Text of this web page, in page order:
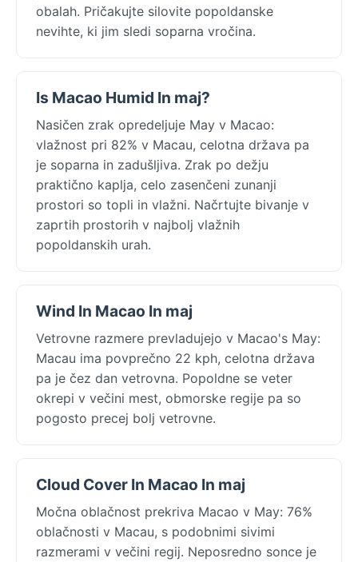
obalah. Pričakujte silovite popoldanske
nevihte, ki jim sledi soparna vročina.
Is Macao Humid In maj?
Nasičen zrak opredeljuje May v Macao:
vlažnost pri 82% v Macau, celotna država pa
je soparna in zadušljiva. Zrak po dežju
praktično kaplja, celo zasenčeni zunanji
prostori so topli in vlažni. Načrtujte bivanje v
zaprtih prostorih v najbolj vlažnih
popoldanskih urah.
Wind In Macao In maj
Vetrovne razmere prevladujejo v Macao's May:
Macau ima povprečno 22 kph, celotna država
pa je čez dan vetrovna. Popoldne se veter
okrepi v večini mest, obmorske regije pa so
pogosto precej bolj vetrovne.
Cloud Cover In Macao In maj
Močna oblačnost prekriva Macao v May: 76%
oblačnosti v Macau, s podobnimi sivimi
razmerami v večini regij. Neposredno sonce je